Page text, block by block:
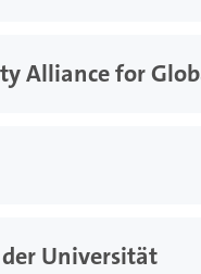
Alliance for
Universität